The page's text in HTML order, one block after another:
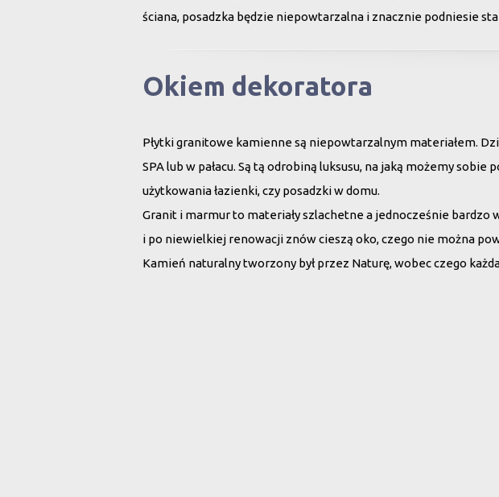
ściana, posadzka będzie niepowtarzalna i znacznie podniesie
Okiem dekoratora
Płytki granitowe kamienne są niepowtarzalnym materiałem.
SPA lub w pałacu. Są tą odrobiną luksusu, na jaką możemy
użytkowania łazienki, czy posadzki w domu.
Granit i marmur to materiały szlachetne a jednocześnie bardzo
i po niewielkiej renowacji znów cieszą oko, czego nie można
Kamień naturalny tworzony był przez Naturę, wobec czego